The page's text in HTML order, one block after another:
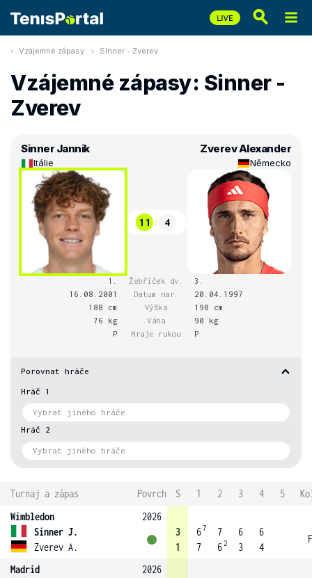
Vzájemné zápasy Sinner - Zverev
Vzájemné zápasy: Sinner -
Zverev
Sinner Jannik
Itálie
11 : 4
Zverev Alexander
Německo
1. Žebříček dv.
3.
16.08.2001
Datum nar.
20.04.1997
188 cm
Výška
198 cm
76 kg
Váha
90 kg
P
Hraje rukou P
Porovnat hráče
Hráč 1
Hráč 2
Turnaj a zápas Povrch S 1 2 3 4 5
2026
Wimbledon
Sinner J.
Zverev A.
3
1
6 7
7
7
6 2
6
3
6
4
F
2026
Madrid